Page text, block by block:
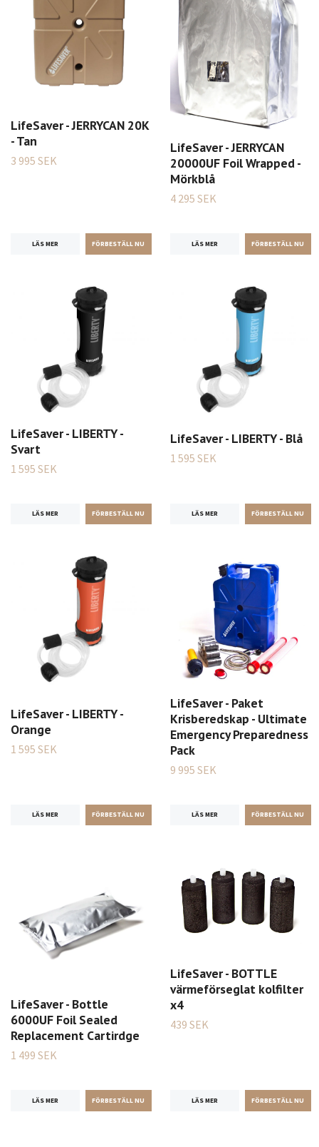
LifeSaver - JERRYCAN 20K
- Tan
3 995 SEK
LÄS MER
LifeSaver - JERRYCAN
20000UF Foil Wrapped -
Mörkblå
4 295 SEK
LÄS MER
LifeSaver - LIBERTY -
Svart
1 595 SEK
LÄS MER
LifeSaver - LIBERTY - Blå
1 595 SEK
LÄS MER
LifeSaver - LIBERTY -
Orange
1 595 SEK
LÄS MER
LifeSaver - Paket
Krisberedskap - Ultimate
Emergency Preparedness
Pack
9 995 SEK
LÄS MER
LifeSaver - Bottle
6000UF Foil Sealed
Replacement Cartirdge
1 499 SEK
LÄS MER
LifeSaver - BOTTLE
värmeförseglat kolfilter
x4
439 SEK
LÄS MER